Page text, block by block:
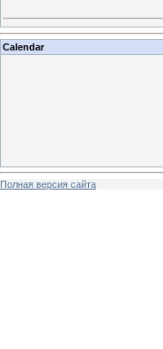
Calendar
Полная версия сайта